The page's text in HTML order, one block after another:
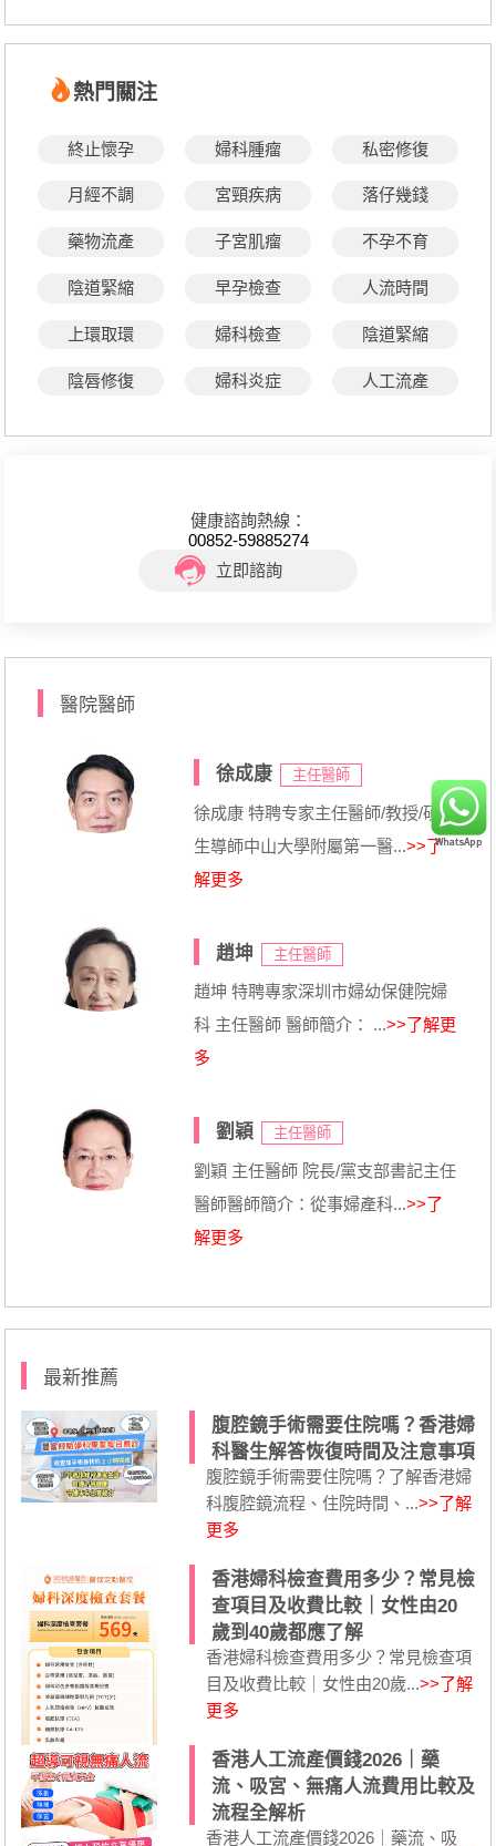
熱門關注
終止懷孕 婦科腫瘤 私密修復
月經不調 宮頸疾病 落仔幾錢
藥物流產 子宮肌瘤 不孕不育
陰道緊縮 早孕檢查 人流時間
上環取環 婦科檢查 陰道緊縮
陰唇修復 婦科炎症 人工流產
健康諮詢熱線：
00852-59885274
立即諮詢
醫院醫師
徐成康 主任醫師
徐成康 特聘专家主任醫師/教授/碩士
生導師中山大學附屬第一醫...>>了
解更多
趙坤 主任醫師
趙坤 特聘專家深圳市婦幼保健院婦
科 主任醫師 醫師簡介： ...>>了解更
多
劉穎 主任醫師
劉穎 主任醫師 院長/黨支部書記主任
醫師醫師簡介：從事婦產科...>>了
解更多
最新推薦
腹腔鏡手術需要住院嗎？香港婦
科醫生解答恢復時間及注意事項
腹腔鏡手術需要住院嗎？了解香港婦
科腹腔鏡流程、住院時間、...>>了解
更多
香港婦科檢查費用多少？常見檢
查項目及收費比較｜女性由20
歲到40歲都應了解
香港婦科檢查費用多少？常見檢查項
目及收費比較｜女性由20歲...>>了解
更多
香港人工流產價錢2026｜藥
流、吸宮、無痛人流費用比較及
流程全解析
香港人工流產價錢2026｜藥流、吸